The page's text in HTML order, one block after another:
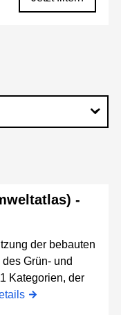
-
der bebauten
Grün- und
Kategorien, der